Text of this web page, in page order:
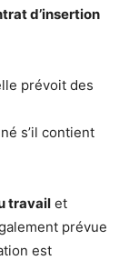
d’insertion
prévoit des
s’il contient
travail et
prévue
est